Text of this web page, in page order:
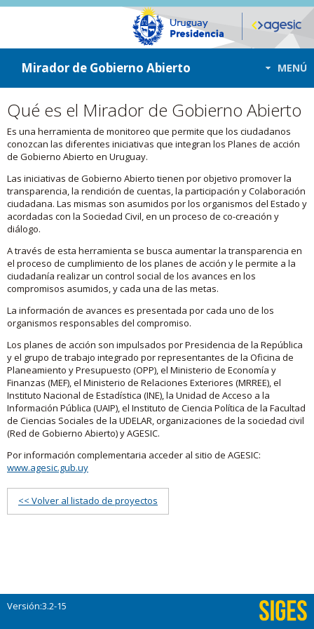
ir a contenido
ir al menú
Mirador de Gobierno Abierto MENÚ
Qué es el Mirador de Gobierno Abierto
Es una herramienta de monitoreo que permite que los ciudadanos
conozcan las diferentes iniciativas que integran los Planes de acción
de Gobierno Abierto en Uruguay.
Las iniciativas de Gobierno Abierto tienen por objetivo promover la
transparencia, la rendición de cuentas, la participación y Colaboración
ciudadana. Las mismas son asumidos por los organismos del Estado y
acordadas con la Sociedad Civil, en un proceso de co-creación y
diálogo.
A través de esta herramienta se busca aumentar la transparencia en
el proceso de cumplimiento de los planes de acción y le permite a la
ciudadanía realizar un control social de los avances en los
compromisos asumidos, y cada una de las metas.
La información de avances es presentada por cada uno de los
organismos responsables del compromiso.
Los planes de acción son impulsados por Presidencia de la República
y el grupo de trabajo integrado por representantes de la Oficina de
Planeamiento y Presupuesto (OPP), el Ministerio de Economía y
Finanzas (MEF), el Ministerio de Relaciones Exteriores (MRREE), el
Instituto Nacional de Estadística (INE), la Unidad de Acceso a la
Información Pública (UAIP), el Instituto de Ciencia Política de la Facultad
de Ciencias Sociales de la UDELAR, organizaciones de la sociedad civil
(Red de Gobierno Abierto) y AGESIC.
Por información complementaria acceder al sitio de AGESIC:
www.agesic.gub.uy
<< Volver al listado de proyectos
Versión:3.2-15